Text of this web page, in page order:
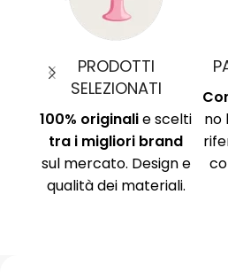
no
ne al
PAGAMENTI SICURI
Protocollo di
sicurezza SSL per
proteggere i tuoi dati.
Circuito sicuro Paypal,
carta di credito,